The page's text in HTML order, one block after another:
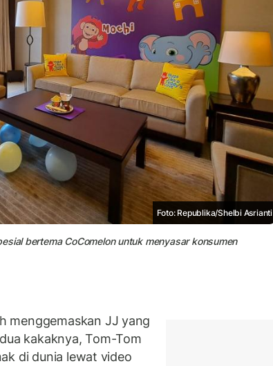
Foto: Republika/Shelbi Asrianti
bertema CoComelon untuk menyasar konsumen
menggemaskan JJ yang
kakaknya, Tom-Tom
di dunia lewat video